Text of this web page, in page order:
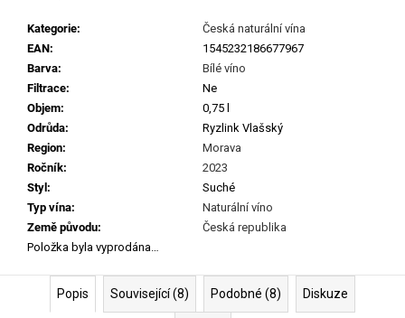
Kategorie:
Česká naturální vína
EAN:
1545232186677967
Barva:
Bílé víno
Filtrace:
Ne
Objem:
0,75 l
Odrůda:
Ryzlink Vlašský
Region:
Morava
Ročník:
2023
Styl :
Suché
Typ vína:
Naturální víno
Země původu:
Česká republika
Položka byla vyprodána…
Popis Související (8) Podobné (8) Diskuze
CUVÉE
MARGUERITE
2024
699